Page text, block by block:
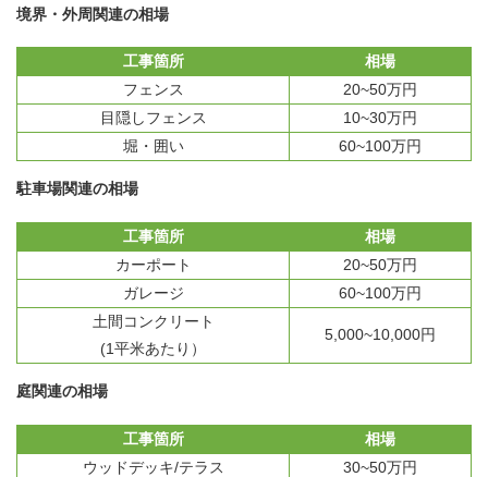
境界・外周関連の相場
工事箇所
相場
フェンス
20~50万円
目隠しフェンス
10~30万円
堀・囲い
60~100万円
駐車場関連の相場
工事箇所
相場
カーポート
20~50万円
ガレージ
60~100万円
土間コンクリート
(1平米あたり）
5,000~10,000円
庭関連の相場
工事箇所
相場
ウッドデッキ/テラス
30~50万円